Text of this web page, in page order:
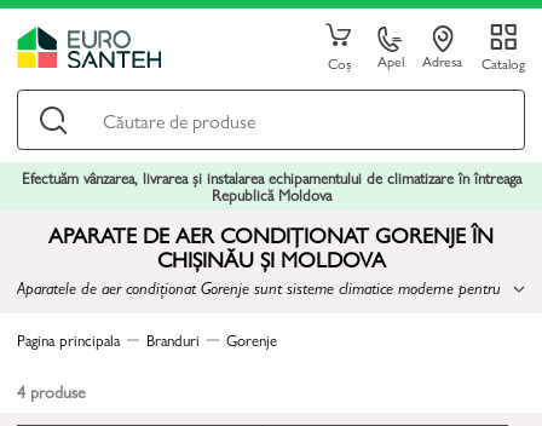
Coș Apel Adresa Catalog
Efectuăm vânzarea, livrarea și instalarea echipamentului de climatizare în întreaga
Republică Moldova
APARATE DE AER CONDIȚIONAT GORENJE ÎN
CHIȘINĂU ȘI MOLDOVA
Aparatele de aer condiționat Gorenje sunt sisteme climatice moderne pentru
răcirea, încălzirea, ventilarea și dezumidificarea aerului în apartamente, case
Pagina principala Branduri Gorenje
4 produse